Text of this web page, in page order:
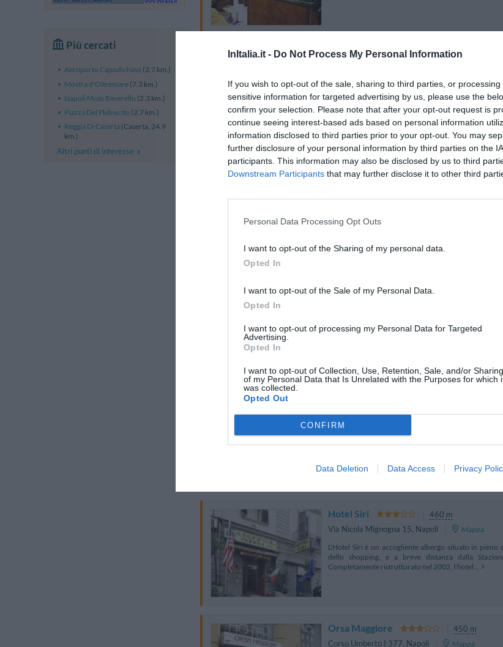
InItalia.it - Do Not Process My Personal Information
If you wish to opt-out of the sale, sharing to third parties, or
sensitive information for targeted advertising by us, please use the
confirm your selection. Please note that after your opt-out request is
continue seeing interest-based ads based on personal information
information disclosed to third parties prior to your opt-out. You may
further disclosure of your personal information by third parties on the
participants. This information may also be disclosed by us to third
Downstream Participants that may further disclose it to other third
Personal Data Processing Opt Outs
I want to opt-out of the Sharing of my personal data.
Opted In
I want to opt-out of the Sale of my Personal Data.
Opted In
I want to opt-out of processing my Personal Data for Targeted
Advertising.
Opted In
I want to opt-out of Collection, Use, Retention, Sale, and/or Sharing
of my Personal Data that Is Unrelated with the Purposes for which
was collected.
Opted Out
CONFIRM
Data Deletion Data Access Privacy
Hotel San Pietro
530 m
L'Hotel San Pietro è situato al centro di Napoli e
punti di maggior interesse della città. Inaugurato
l'efficienza del "Grand hotel", offrend...
Art Street Hotel
380 m
Situato nel centro di Napoli, a pochi passi dalla
arredata con design moderno e dotata di tutti i
visitare Pompei, Ercolano e Sorren...
L'Hotel Vergilius Billia è un elegante albergo nel
qualsiasi periodo dell'anno. Lo stile raffinato delle
Piazza Principe Umberto 35,Napoli
Mappa
Il Bed and Breakfast Art Suite Principe Umberto si
palazzo dell'800. Il B&B nasce in una casa Patrizia
Hotel Siri
460 m
Via Nicola Mignogna 15, Napoli
Mappa
L'Hotel Siri è un accogliente albergo situato in
dello shopping, e a breve distanza dalla
Completamente ristrutturato nel 2002, l'hotel...
Orsa Maggiore
450 m
Corso Umberto I 377, Napoli
Mappa
Più cercati
Aeroporto Capodichino (2.7 km.)
Mostra d'Oltremare (7.3 km.)
Napoli Molo Beverello (2.3 km.)
Piazza Del Plebiscito (2.7 km.)
Reggia Di Caserta (Caserta, 24.9
km.)
Altri punti di interesse